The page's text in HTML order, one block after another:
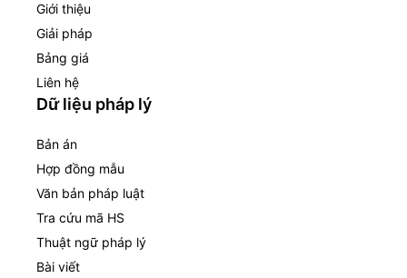
Giới thiệu
Giải pháp
Bảng giá
Liên hệ
Dữ liệu pháp lý
Bản án
Hợp đồng mẫu
Văn bản pháp luật
Tra cứu mã HS
Thuật ngữ pháp lý
Bài viết